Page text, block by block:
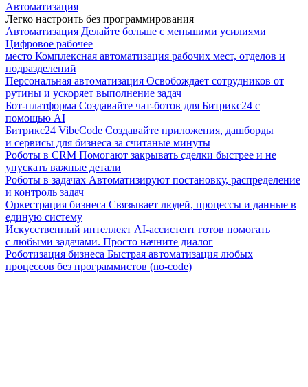
Автоматизация
Легко настроить без программирования
Автоматизация Делайте больше с меньшими усилиями
Цифровое рабочее
место Комплексная автоматизация рабочих мест, отделов и
подразделений
Персональная автоматизация Освобождает сотрудников от
рутины и ускоряет выполнение задач
Бот-платформа Создавайте чат-ботов для Битрикс24 с
помощью AI
Битрикс24 VibeCode Создавайте приложения, дашборды
и сервисы для бизнеса за считаные минуты
Роботы в CRM Помогают закрывать сделки быстрее и не
упускать важные детали
Роботы в задачах Автоматизируют постановку, распределение
и контроль задач
Оркестрация бизнеса Связывает людей, процессы и данные в
единую систему
Искусственный интеллект AI-ассистент готов помогать
с любыми задачами. Просто начните диалог
Роботизация бизнеса Быстрая автоматизация любых
процессов без программистов (no-code)